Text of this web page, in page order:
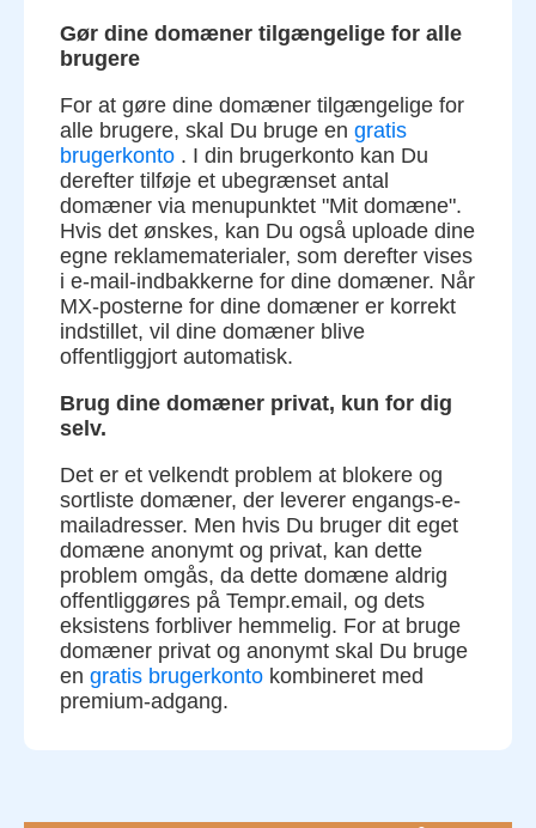
Gør dine domæner tilgængelige for alle
brugere
For at gøre dine domæner tilgængelige for
alle brugere, skal Du bruge en gratis
brugerkonto . I din brugerkonto kan Du
derefter tilføje et ubegrænset antal
domæner via menupunktet "Mit domæne".
Hvis det ønskes, kan Du også uploade dine
egne reklamematerialer, som derefter vises
i e-mail-indbakkerne for dine domæner. Når
MX-posterne for dine domæner er korrekt
indstillet, vil dine domæner blive
offentliggjort automatisk.
Brug dine domæner privat, kun for dig
selv.
Det er et velkendt problem at blokere og
sortliste domæner, der leverer engangs-e-
mailadresser. Men hvis Du bruger dit eget
domæne anonymt og privat, kan dette
problem omgås, da dette domæne aldrig
offentliggøres på Tempr.email, og dets
eksistens forbliver hemmelig. For at bruge
domæner privat og anonymt skal Du bruge
en gratis brugerkonto kombineret med
premium-adgang.